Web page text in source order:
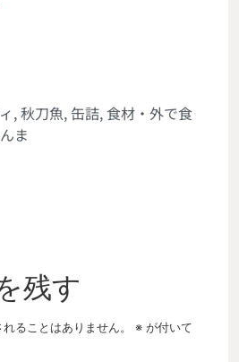
,秋刀魚, 缶詰,食材・外で食
ま
残す
ることはありません。 ※ が付いて